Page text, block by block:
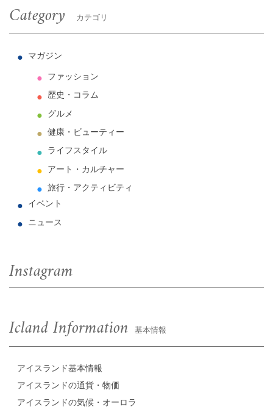
Category カテゴリ
マガジン
ファッション
歴史・コラム
グルメ
健康・ビューティー
ライフスタイル
アート・カルチャー
旅行・アクティビティ
イベント
ニュース
Instagram
Icland Information 基本情報
アイスランド基本情報
アイスランドの通貨・物価
アイスランドの気候・オーロラ